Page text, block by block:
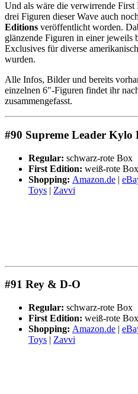
Und als wäre die verwirrende
drei Figuren dieser Wave auch
Editions veröffentlicht worden.
glänzende Figuren in einer jeweils
Exclusives für diverse
wurden.
Alle Infos, Bilder und bereits
einzelnen 6″-Figuren findet ihr
zusammengefasst.
#90 Supreme Leader Kylo
Regular: schwarz-rote Box
First Edition: weiß-rote Box
Shopping: Amazon.de |
Toys | Zavvi
#91 Rey & D-O
Regular: schwarz-rote Box
First Edition: weiß-rote Box
Shopping: Amazon.de |
Toys | Zavvi